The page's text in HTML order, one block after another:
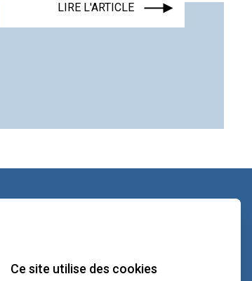
LIRE L'ARTICLE
La page Linkedin de La Coop CNV
Ce site utilise des cookies